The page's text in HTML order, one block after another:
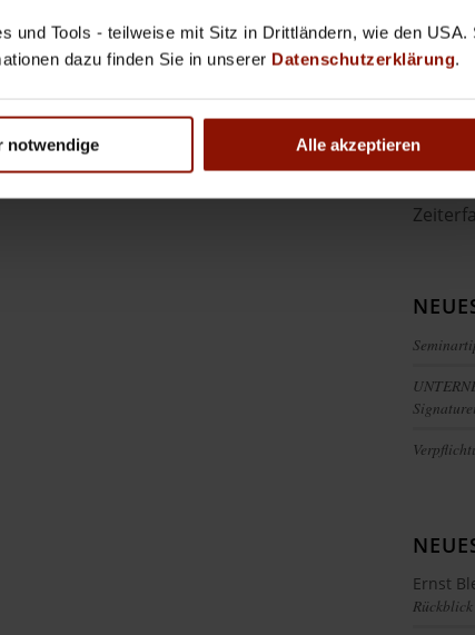
und Tools - teilweise mit Sitz in Drittländern, wie den USA.
dazu finden Sie in unserer Datenschutzerklärung.
notwendige Alle akzeptieren
News
Ernst
Rückblick